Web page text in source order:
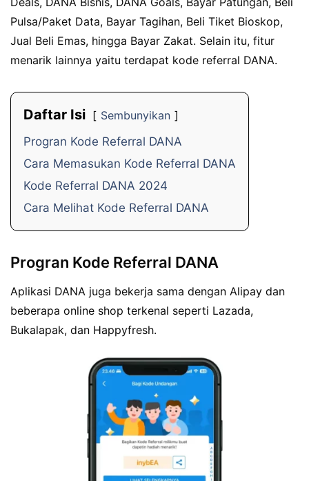
Pulsa/Paket Data, Bayar Tagihan, Beli Tiket Bioskop,
Jual Beli Emas, hingga Bayar Zakat. Selain itu, fitur
menarik lainnya yaitu terdapat kode referral DANA.
Daftar Isi
Sembunyikan
Progran Kode Referral DANA
Cara Memasukan Kode Referral DANA
Kode Referral DANA 2024
Cara Melihat Kode Referral DANA
Progran Kode Referral DANA
Aplikasi DANA juga bekerja sama dengan Alipay dan
beberapa online shop terkenal seperti Lazada,
Bukalapak, dan Happyfresh.